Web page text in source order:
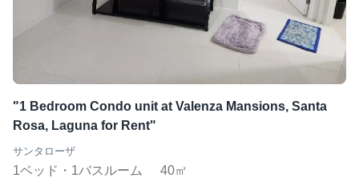
"1 Bedroom Condo unit at Valenza Mansions, Santa
Rosa, Laguna for Rent"
サンタローザ
1ベッド・1バスルーム 40㎡